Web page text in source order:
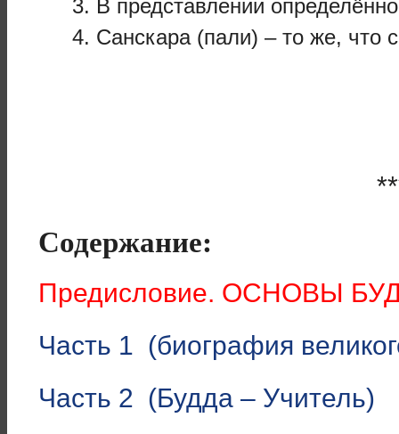
В представлении
Санскара (пали) – то же, что
Содержание:
Предисловие. ОСНОВЫ
Часть 1 (биография
Часть 2 (Будда – Учитель)